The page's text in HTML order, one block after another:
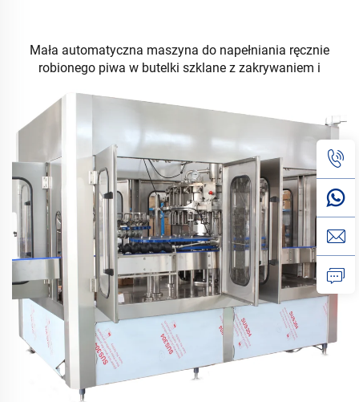
Mała automatyczna maszyna do napełniania ręcznie
robionego piwa w butelki szklane z zakrywaniem i